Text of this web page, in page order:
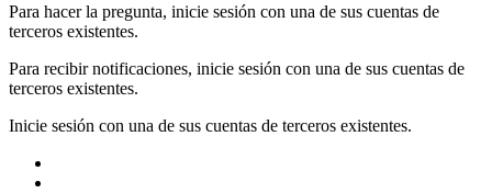
Para hacer la pregunta, inicie sesión con una de sus cuentas de
terceros existentes.
Para recibir notificaciones, inicie sesión con una de sus cuentas de
terceros existentes.
Inicie sesión con una de sus cuentas de terceros existentes.